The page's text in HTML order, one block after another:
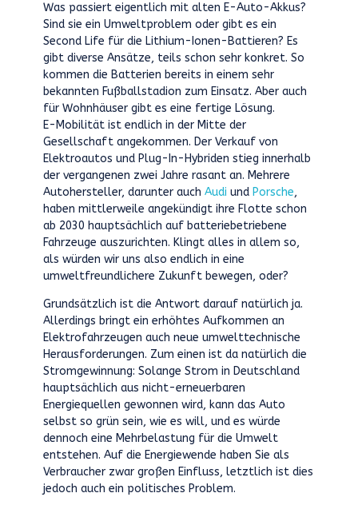
Was passiert eigentlich mit alten E-Auto-Akkus?
Sind sie ein Umweltproblem oder gibt es ein
Second Life für die Lithium-Ionen-Battieren? Es
gibt diverse Ansätze, teils schon sehr konkret. So
kommen die Batterien bereits in einem sehr
bekannten Fußballstadion zum Einsatz. Aber auch
für Wohnhäuser gibt es eine fertige Lösung.
E-Mobilität ist endlich in der Mitte der
Gesellschaft angekommen. Der Verkauf von
Elektroautos und Plug-In-Hybriden stieg innerhalb
der vergangenen zwei Jahre rasant an. Mehrere
Autohersteller, darunter auch Audi und Porsche,
haben mittlerweile angekündigt ihre Flotte schon
ab 2030 hauptsächlich auf batteriebetriebene
Fahrzeuge auszurichten. Klingt alles in allem so,
als würden wir uns also endlich in eine
umweltfreundlichere Zukunft bewegen, oder?
Grundsätzlich ist die Antwort darauf natürlich ja.
Allerdings bringt ein erhöhtes Aufkommen an
Elektrofahrzeugen auch neue umwelttechnische
Herausforderungen. Zum einen ist da natürlich die
Stromgewinnung: Solange Strom in Deutschland
hauptsächlich aus nicht-erneuerbaren
Energiequellen gewonnen wird, kann das Auto
selbst so grün sein, wie es will, und es würde
dennoch eine Mehrbelastung für die Umwelt
entstehen. Auf die Energiewende haben Sie als
Verbraucher zwar großen Einfluss, letztlich ist dies
jedoch auch ein politisches Problem.